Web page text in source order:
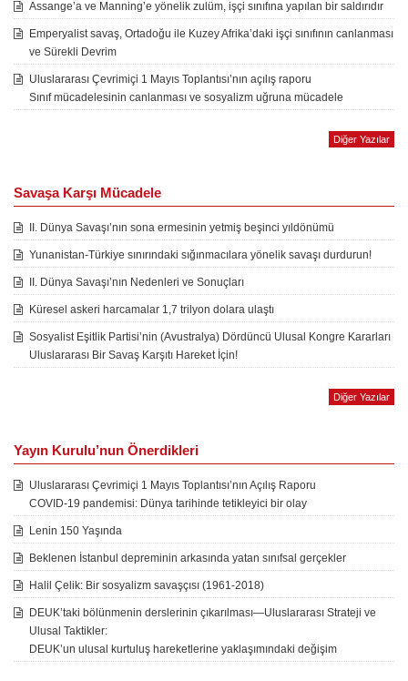
Assange’a ve Manning’e yönelik zulüm, işçi sınıfına yapılan bir saldırıdır
Emperyalist savaş, Ortadoğu ile Kuzey Afrika’daki işçi sınıfının canlanması
ve Sürekli Devrim
Uluslararası Çevrimiçi 1 Mayıs Toplantısı’nın açılış raporu
Sınıf mücadelesinin canlanması ve sosyalizm uğruna mücadele
Diğer Yazılar
Savaşa Karşı Mücadele
II. Dünya Savaşı’nın sona ermesinin yetmiş beşinci yıldönümü
Yunanistan-Türkiye sınırındaki sığınmacılara yönelik savaşı durdurun!
II. Dünya Savaşı’nın Nedenleri ve Sonuçları
Küresel askeri harcamalar 1,7 trilyon dolara ulaştı
Sosyalist Eşitlik Partisi’nin (Avustralya) Dördüncü Ulusal Kongre Kararları
Uluslararası Bir Savaş Karşıtı Hareket İçin!
Diğer Yazılar
Yayın Kurulu’nun Önerdikleri
Uluslararası Çevrimiçi 1 Mayıs Toplantısı’nın Açılış Raporu
COVID-19 pandemisi: Dünya tarihinde tetikleyici bir olay
Lenin 150 Yaşında
Beklenen İstanbul depreminin arkasında yatan sınıfsal gerçekler
Halil Çelik: Bir sosyalizm savaşçısı (1961-2018)
DEUK’taki bölünmenin derslerinin çıkarılması—Uluslararası Strateji ve
Ulusal Taktikler:
DEUK’un ulusal kurtuluş hareketlerine yaklaşımındaki değişim